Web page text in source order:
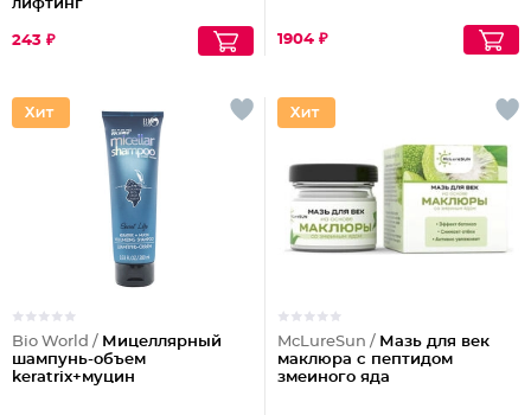
лифтинг
243 ₽ 1904 ₽
Bio World / Мицеллярный
шампунь-объем
keratrix+муцин
McLureSun / Мазь для век
маклюра с пептидом
змеиного яда